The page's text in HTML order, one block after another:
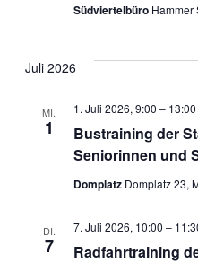
Südviertelbüro Hammer
Juli 2026
MI.
1
Bustraining der
Seniorinnen und
1. Juli 2026, 9:00 – 13:00
Domplatz Domplatz 23,
DI.
7 Radfahrtraining
7. Juli 2026, 10:00 –